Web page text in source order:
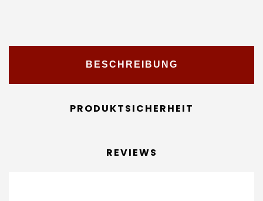
BESCHREIBUNG
PRODUKTSICHERHEIT
REVIEWS